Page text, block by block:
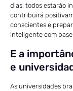
dias, todos estarão
contribuirá
conscientes e
inteligente com
E a
e
As universidades